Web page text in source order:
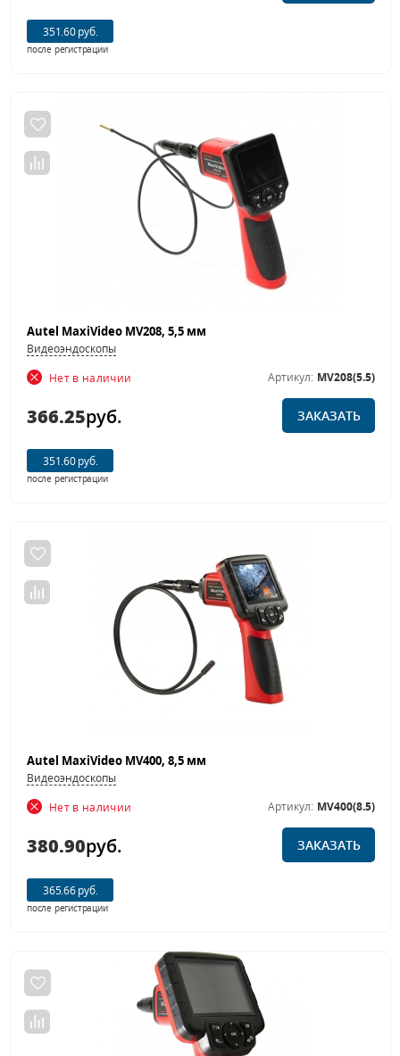
351.60 руб.
после регистрации
Autel MaxiVideo MV208, 5,5 мм
Видеоэндоскопы
Нет в наличии
Артикул: MV208(5.5)
366.25руб. ЗАКАЗАТЬ
351.60 руб.
после регистрации
Autel MaxiVideo MV400, 8,5 мм
Видеоэндоскопы
Нет в наличии
Артикул: MV400(8.5)
380.90руб. ЗАКАЗАТЬ
365.66 руб.
после регистрации